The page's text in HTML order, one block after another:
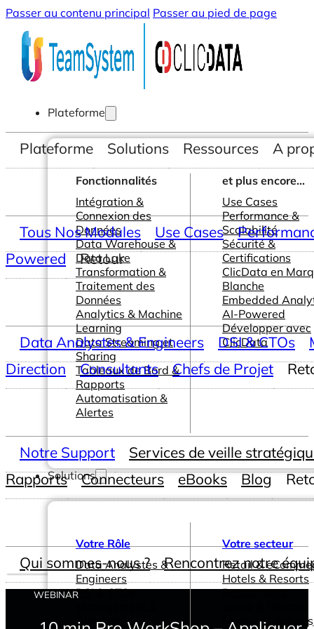
Passer au contenu principal Passer au pied de page
Plateforme
Fonctionnalités
Intégration &
Connexion des
Données
Data Warehouse &
Data Lake
Transformation &
Traitement des
Données
Analytics & Machine
Learning
Data Streaming et
Sharing
Tableaux de Bord &
Rapports
Automatisation &
Alertes
et plus encore...
Use Cases
Performance &
Scalabilité
Sécurité &
Certifications
ClicData en
Blanche
Embedded
AI-Powered
Développer avec
ClicData
Solutions
Votre Rôle
Data Analystes &
Engineers
DSI & CTOs
Direction
Votre secteur
Retail &
Hotels & Resorts
Restaurants
Editeurs
Plateforme Solutions Ressources A
Tous Nos Modules Use Cases
Powered
Retour
Data Analystes & Engineers DSI & CTOs
Direction
Consultants Chefs de Projet
Notre Support
Services de veille
Rapports
Connecteurs eBooks Blog
Qui sommes-nous ? Rencontrez notre
WEBINAR